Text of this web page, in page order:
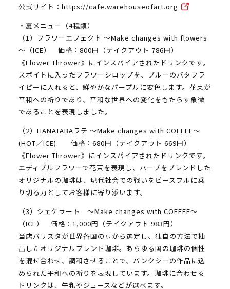
公式サイト： https://cafe.warehouseofart.org
・夏メニュー（4種類）
（1）フラワーエフェクト ～Make changes with flowers
～（ICE） 価格：800円（テイクアウト 786円）
《Flower Thrower》にインスパイアされたドリンクです。
スポイトに入ったフラワーシロップを、ブルーのバタフラ
イピーに入れると、鮮やかなパープルに変色します。花束が
平和への祈りであり、平和な世界への変化をもたらす象徴
であることを表現しました。
（2）HANATABAラテ ～Make changes with COFFEE～
(HOT／ICE) 価格：680円（テイクアウト 669円）
《Flower Thrower》にインスパイアされたドリンクです。
エディブルフラワーで花束を表現し、ハーブをブレンドした
オリジナルの珈琲は、現代社会での戦いをピースフルに乗
り切る力としてお客様に寄り添います。
（3）シェケラート ～Make changes with COFFEE～
（ICE） 価格：1,000円（テイクアウト 983円）
当店バリスタが世界各国の豆から選定し、独自の方法で抽
出したオリジナルブレンド珈琲。あらゆる国の珈琲の個性
を混ぜ合わせ、調和させることで、バンクシーの作品に込
められた平和への祈りを表現しています。珈琲に合わせる
ドリンクは、牛乳やジュースなどが選べます。